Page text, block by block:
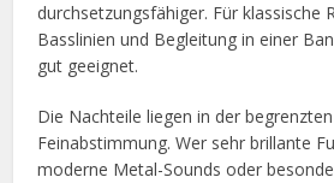
durchsetzungsfähiger. Für klassische
Basslinien und Begleitung in einer
gut geeignet.
Die Nachteile liegen in der
Feinabstimmung. Wer sehr brillante
moderne Metal-Sounds oder